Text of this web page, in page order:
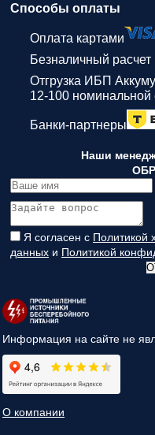
Способы оплаты
Оплата картами
Безналичный расчет
Отгрузка ИБП
12-100
Банки-партнеры
Наши
Я согласен с Политикой
данных и Политикой
Информация на сайте не
О компании